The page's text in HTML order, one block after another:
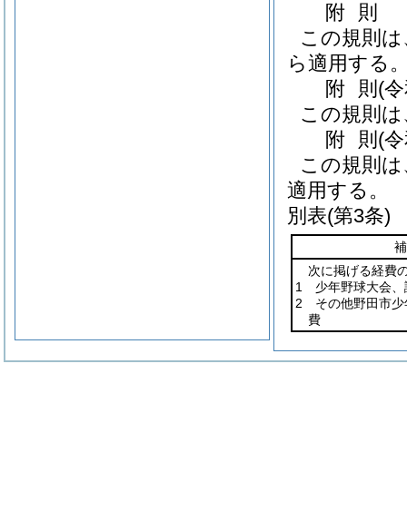
附 則
この規則
ら適用する
附 則 (
この規則
附 則 (
この規則
適用する。
別表(第3条)
次に掲げる経費
1 少年野球大会、
2 その他野田市少
費